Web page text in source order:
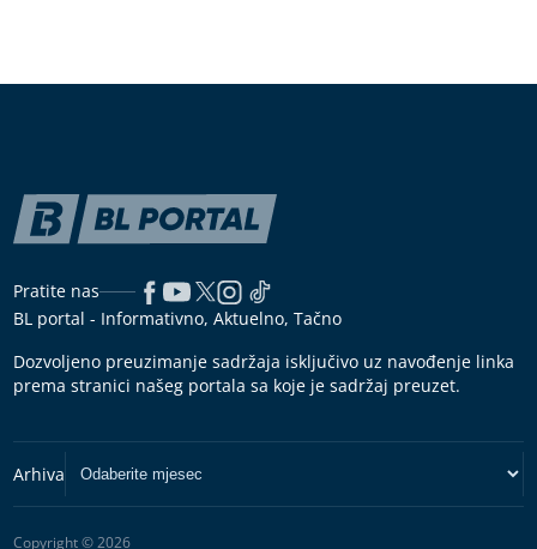
Pratite nas
BL portal - Informativno, Aktuelno, Tačno
Dozvoljeno preuzimanje sadržaja isključivo uz navođenje linka
prema stranici našeg portala sa koje je sadržaj preuzet.
Copyright © 2026